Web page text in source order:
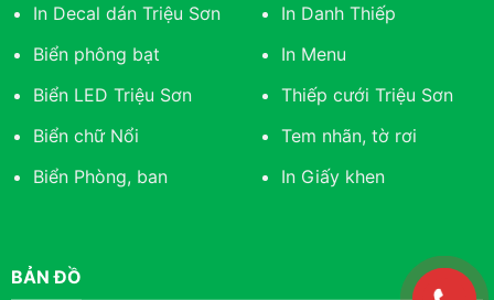
In Decal dán Triệu Sơn
Biển phông bạt
Biển LED Triệu Sơn
Biển chữ Nổi
Biển Phòng, ban
In Danh Thiếp
In Menu
Thiếp cưới Triệu Sơn
Tem nhãn, tờ rơi
In Giấy khen
BẢN ĐỒ